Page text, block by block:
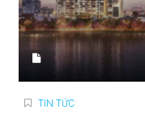
TIN TỨC